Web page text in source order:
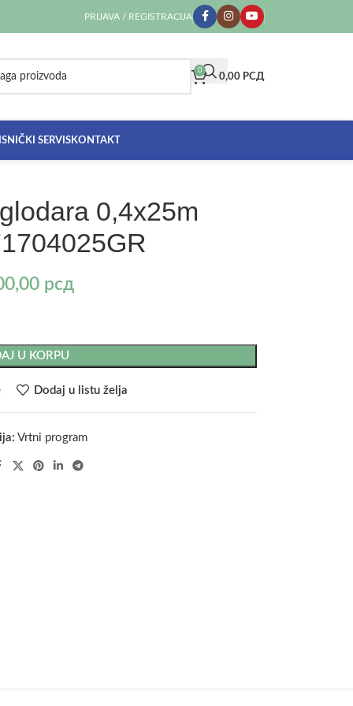
PRIJAVA / REGISTRACIJA
0
0,00 РСД
SERVISKONTAKT
0,4x25m
рсд
U KORPU
Dodaj u listu želja
Vrtni program